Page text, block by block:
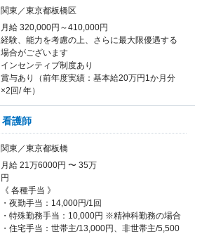
関東／東京都板橋区
月給 320,000円～410,000円
経験、能力を考慮の上、さらに最大限優遇する
場合がございます
インセンティブ制度あり
賞与あり（前年度実績：基本給20万円1か月分
×2回/ 年）
看護師
関東／東京都板橋
月給 21万6000円 〜 35万
《 各種手当 》
・夜勤手当：14,000円/1回
・特殊勤務手当：10,000円 ※精神科勤務の場合
・住宅手当：世帯主/13,000円、非世帯主/5,500